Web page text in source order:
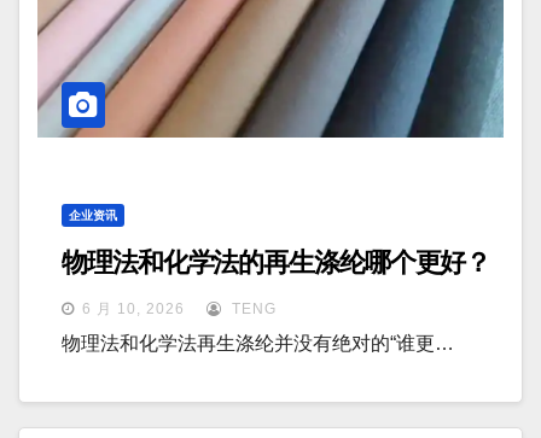
企业资讯
物理法和化学法的再生涤纶哪个更好？
6 月 10, 2026 TENG
物理法和化学法再生涤纶并没有绝对的“谁更…